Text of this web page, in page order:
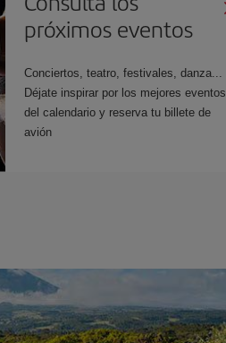
próximos eventos
Conciertos, teatro, festivales, danza...
Déjate inspirar por los mejores eventos
del calendario y reserva tu billete de
avión